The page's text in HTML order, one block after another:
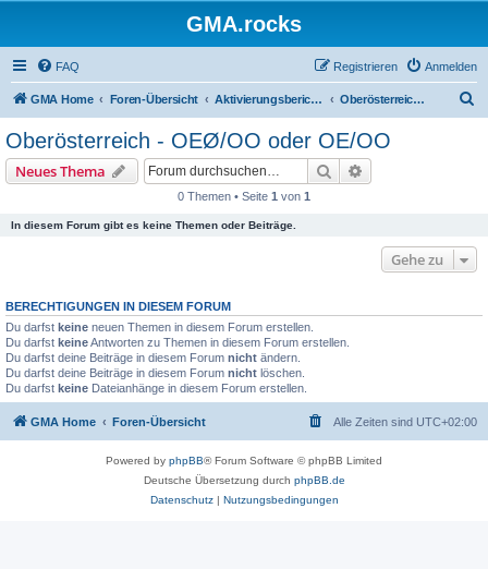
GMA.rocks
FAQ Anmelden
Registrieren
GMA Home Foren-Übersicht Aktivierungsberichte / Activity Reports Oberösterreich - OEØ/OO oder OE/OO
Oberösterreich - OEØ/OO oder OE/OO
Neues Thema Suche
0 Themen • Seite 1 von 1
In diesem Forum gibt es keine Themen oder Beiträge.
Gehe zu
BERECHTIGUNGEN IN DIESEM FORUM
Du darfst keine neuen Themen in diesem Forum erstellen.
Du darfst keineAntworten zu Themen in diesem Forum erstellen.
Du darfst deine Beiträge in diesem Forum nicht ändern.
Du darfst deine Beiträge in diesem Forum nicht löschen.
Du darfst keine Dateianhänge in diesem Forum erstellen.
GMA Home Foren-Übersicht Alle Zeiten sind UTC+02:00
Powered by phpBB® Forum Software © phpBB Limited
Deutsche Übersetzung durch phpBB.de
Datenschutz| Nutzungsbedingungen